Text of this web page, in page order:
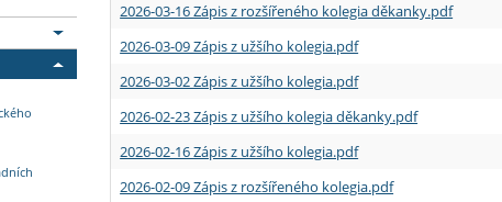
2026-03-16 Zápis z rozšířeného kolegia děkanky.pdf
2026-03-09 Zápis z užšího kolegia.pdf
2026-03-02 Zápis z užšího kolegia.pdf
2026-02-23 Zápis z užšího kolegia děkanky.pdf
2026-02-16 Zápis z užšího kolegia.pdf
2026-02-09 Zápis z rozšířeného kolegia.pdf